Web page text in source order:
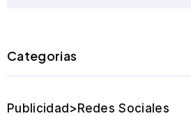
Categorias
Publicidad>Redes Sociales